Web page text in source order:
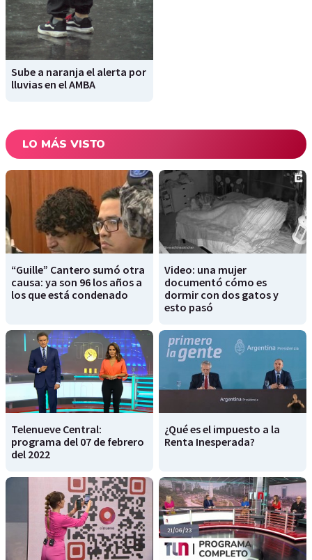
Sube a naranja el alerta por
lluvias en el AMBA
LO MÁS VISTO
“Guille” Cantero sumó otra
causa: ya son 96 los años a
los que está condenado
Video: una mujer
documentó cómo es
dormir con dos gatos y
esto pasó
Telenueve Central:
programa del 07 de febrero
del 2022
¿Qué es el impuesto a la
Renta Inesperada?